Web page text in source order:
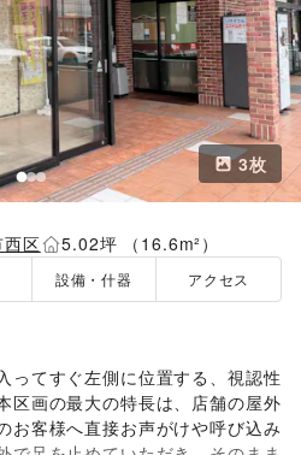
3枚
西区 5.02坪 （16.6m²）
設備・什器 アクセス
ってすぐ左側に位置する、視認性
区画の最大の特長は、店舗の屋外
お客様へ直接お声がけや呼び込み